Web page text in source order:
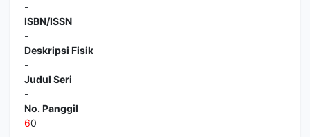
-
ISBN/ISSN
-
Deskripsi Fisik
-
Judul Seri
-
No. Panggil
60